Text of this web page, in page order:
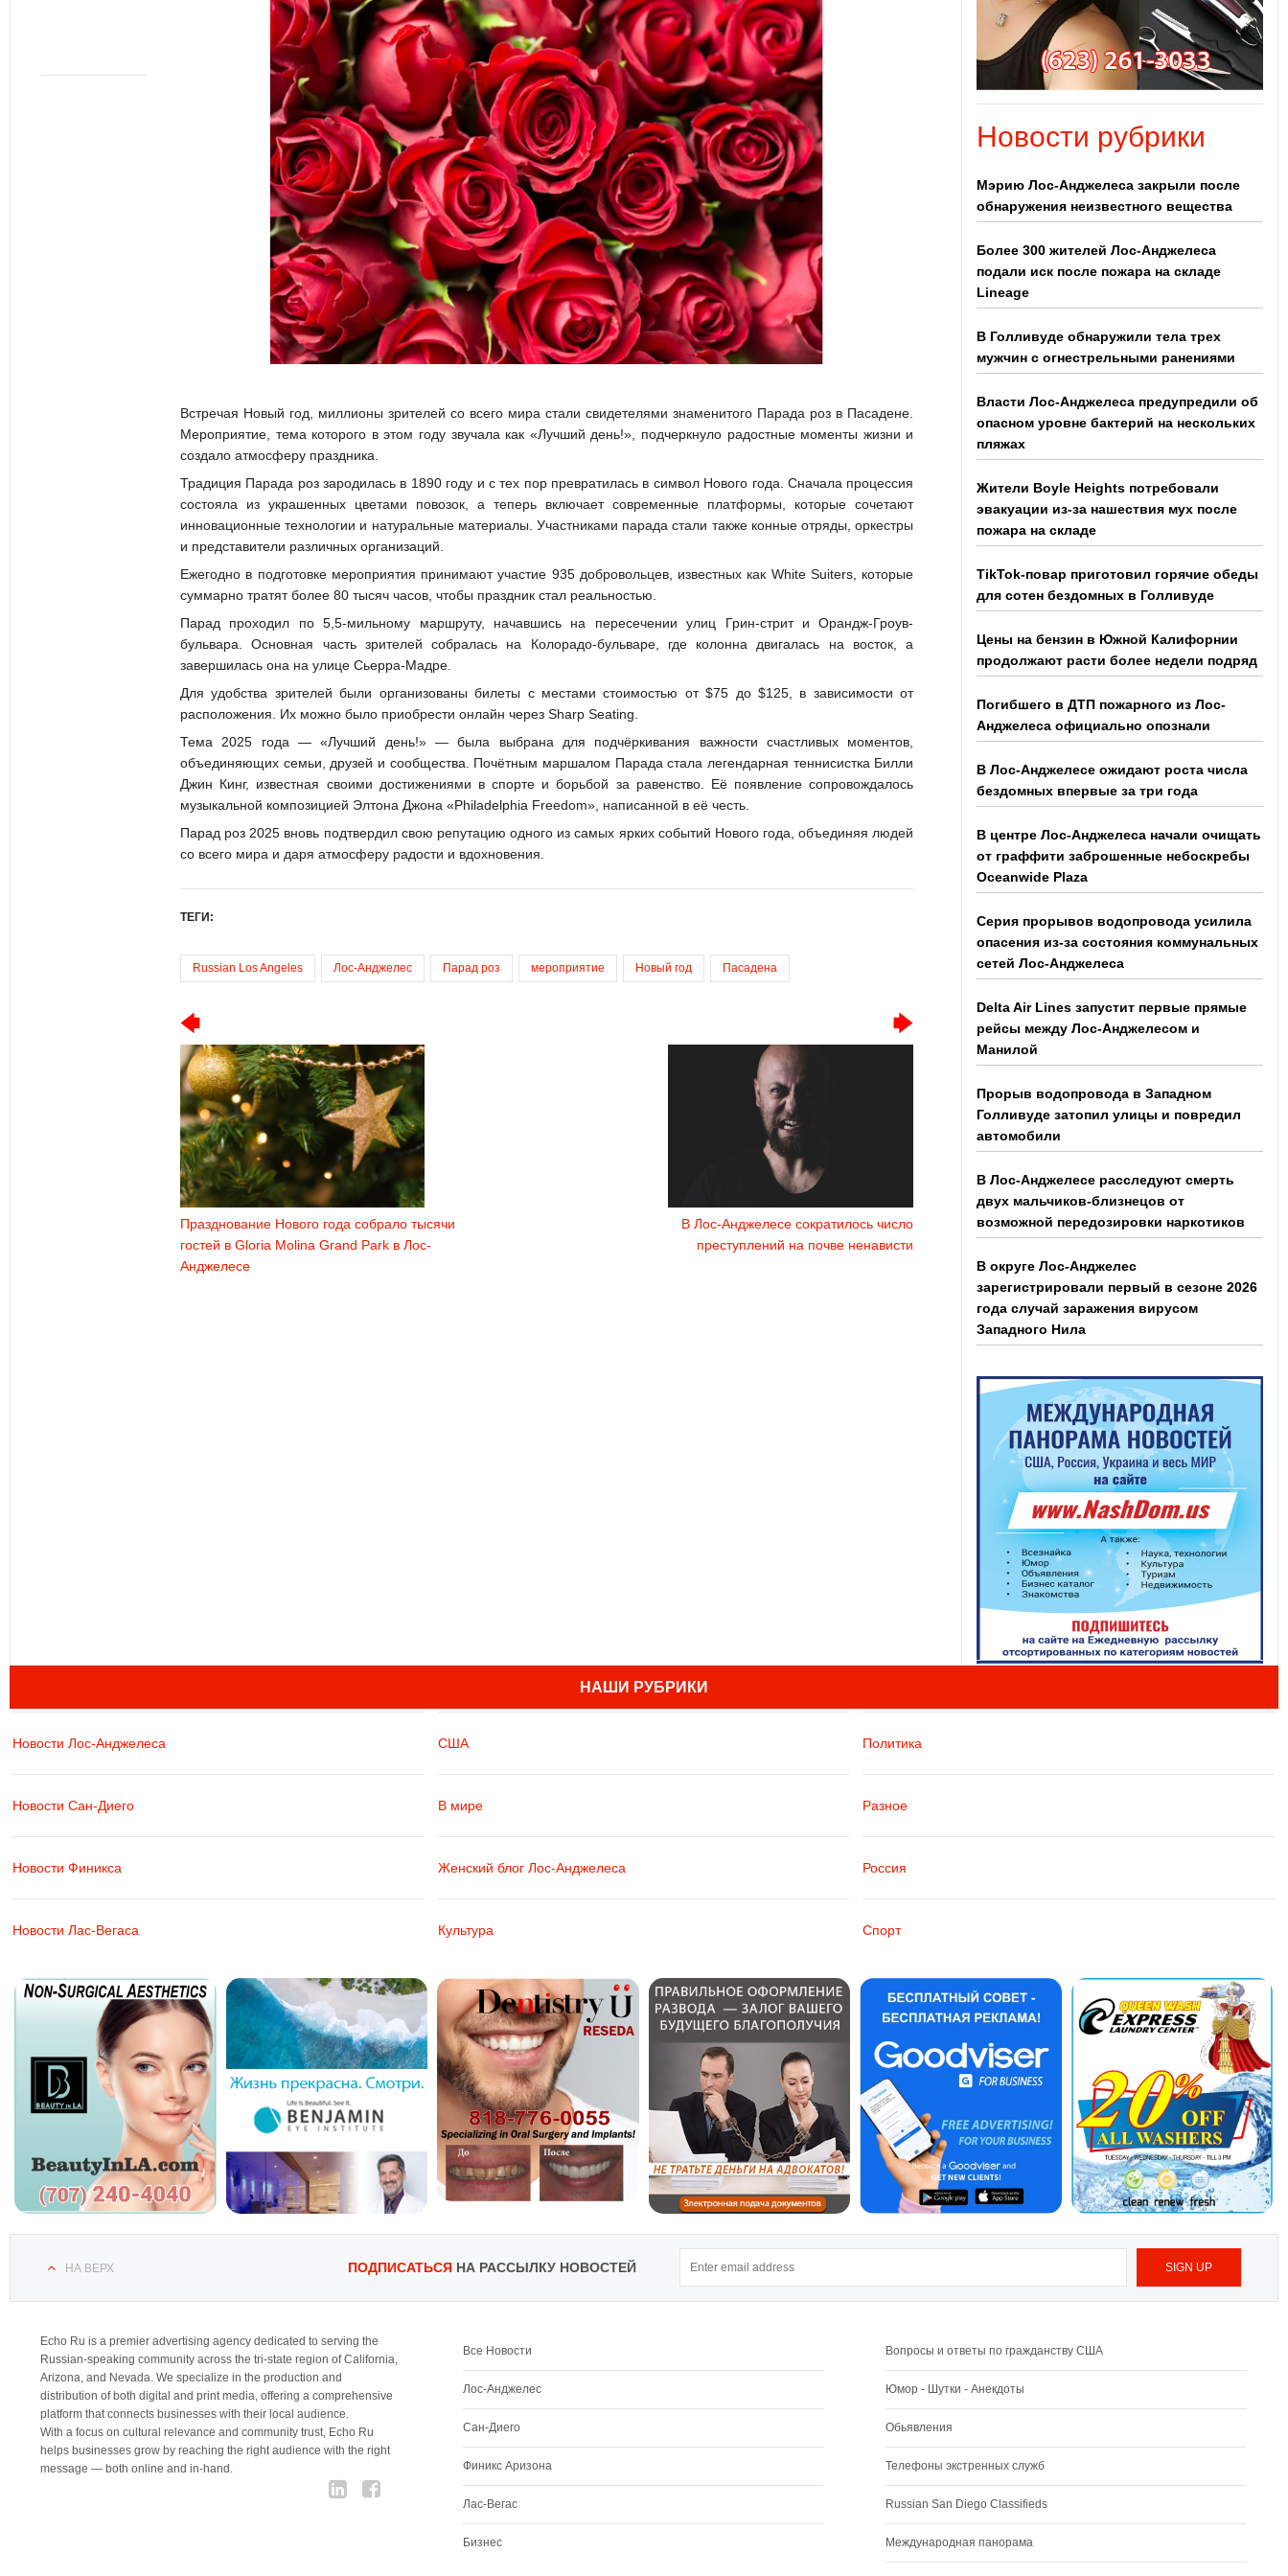
Встречая Новый год, миллионы зрителей со всего мира стали свидетелями знаменитого Парада роз в Пасадене.
Мероприятие, тема которого в этом году звучала как «Лучший день!», подчеркнуло радостные моменты жизни и
создало атмосферу праздника.
Традиция Парада роз зародилась в 1890 году и с тех пор превратилась в символ Нового года. Сначала процессия
состояла из украшенных цветами повозок, а теперь включает современные платформы, которые сочетают
инновационные технологии и натуральные материалы. Участниками парада стали также конные отряды, оркестры
и представители различных организаций.
Ежегодно в подготовке мероприятия принимают участие 935 добровольцев, известных как White Suiters, которые
суммарно тратят более 80 тысяч часов, чтобы праздник стал реальностью.
Парад проходил по 5,5-мильному маршруту, начавшись на пересечении улиц Грин-стрит и Орандж-Гроув-
бульвара. Основная часть зрителей собралась на Колорадо-бульваре, где колонна двигалась на восток, а
завершилась она на улице Сьерра-Мадре.
Для удобства зрителей были организованы билеты с местами стоимостью от $75 до $125, в зависимости от
расположения. Их можно было приобрести онлайн через Sharp Seating.
Тема 2025 года — «Лучший день!» — была выбрана для подчёркивания важности счастливых моментов,
объединяющих семьи, друзей и сообщества. Почётным маршалом Парада стала легендарная теннисистка Билли
Джин Кинг, известная своими достижениями в спорте и борьбой за равенство. Её появление сопровождалось
музыкальной композицией Элтона Джона «Philadelphia Freedom», написанной в её честь.
Парад роз 2025 вновь подтвердил свою репутацию одного из самых ярких событий Нового года, объединяя людей
со всего мира и даря атмосферу радости и вдохновения.
ТЕГИ:
Russian Los Angeles Лос-Анджелес Парад роз мероприятие Новый год Пасадена
Празднование Нового года собрало тысячи
гостей в Gloria Molina Grand Park в Лос-
Анджелесе
В Лос-Анджелесе сократилось число
преступлений на почве ненависти
Новости рубрики
Мэрию Лос-Анджелеса закрыли после
обнаружения неизвестного вещества
Более 300 жителей Лос-Анджелеса
подали иск после пожара на складе
Lineage
В Голливуде обнаружили тела трех
мужчин с огнестрельными ранениями
Власти Лос-Анджелеса предупредили об
опасном уровне бактерий на нескольких
пляжах
Жители Boyle Heights потребовали
эвакуации из-за нашествия мух после
пожара на складе
TikTok-повар приготовил горячие обеды
для сотен бездомных в Голливуде
Цены на бензин в Южной Калифорнии
продолжают расти более недели подряд
Погибшего в ДТП пожарного из Лос-
Анджелеса официально опознали
В Лос-Анджелесе ожидают роста числа
бездомных впервые за три года
В центре Лос-Анджелеса начали очищать
от граффити заброшенные небоскребы
Oceanwide Plaza
Серия прорывов водопровода усилила
опасения из-за состояния коммунальных
сетей Лос-Анджелеса
Delta Air Lines запустит первые прямые
рейсы между Лос-Анджелесом и
Манилой
Прорыв водопровода в Западном
Голливуде затопил улицы и повредил
автомобили
В Лос-Анджелесе расследуют смерть
двух мальчиков-близнецов от
возможной передозировки наркотиков
В округе Лос-Анджелес
зарегистрировали первый в сезоне 2026
года случай заражения вирусом
Западного Нила
НАШИ РУБРИКИ
Новости Лос-Анджелеса
Новости Сан-Диего
Новости Финикса
Новости Лас-Вегаса
США
В мире
Женский блог Лос-Анджелеса
Культура
Политика
Разное
Россия
Спорт
НА ВЕРХ ПОДПИСАТЬСЯНА РАССЫЛКУ НОВОСТЕЙ
Echo Ru is a premier advertising agency dedicated to serving the
Russian-speaking community across the tri-state region of California,
Arizona, and Nevada. We specialize in the production and
distribution of both digital and print media, offering a comprehensive
platform that connects businesses with their local audience.
With a focus on cultural relevance and community trust, Echo Ru
helps businesses grow by reaching the right audience with the right
message — both online and in-hand.
Все Новости
Лос-Анджелес
Сан-Диего
Финикс Аризона
Лас-Вегас
Бизнес
Вопросы и ответы по гражданству США
Юмор - Шутки - Анекдоты
Обьявления
Телефоны экстренных служб
Russian San Diego Classifieds
Международная панорама